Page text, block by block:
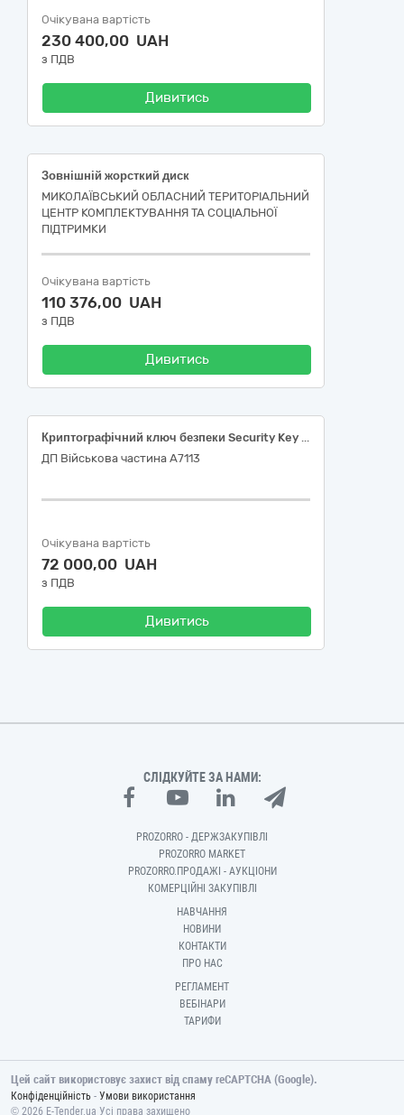
Очікувана вартість
230 400,00 UAH
з ПДВ
Дивитись
Зовнішній жорсткий диск
МИКОЛАЇВСЬКИЙ ОБЛАСНИЙ ТЕРИТОРІАЛЬНИЙ
ЦЕНТР КОМПЛЕКТУВАННЯ ТА СОЦІАЛЬНОЇ
ПІДТРИМКИ
Очікувана вартість
110 376,00 UAH
з ПДВ
Дивитись
Криптографічний ключ безпеки Security Key NFC, USB-A, Yubico (із версією прошивки не нижче 5.7.4)
ДП Військова частина А7113
Очікувана вартість
72 000,00 UAH
з ПДВ
Дивитись
СЛІДКУЙТЕ ЗА НАМИ:
PROZORRO - ДЕРЖЗАКУПІВЛІ
PROZORRO MARKET
PROZORRO.ПРОДАЖІ - АУКЦІОНИ
КОМЕРЦІЙНІ ЗАКУПІВЛІ
НАВЧАННЯ
НОВИНИ
КОНТАКТИ
ПРО НАС
РЕГЛАМЕНТ
ВЕБІНАРИ
ТАРИФИ
Цей сайт використовує захист від спаму reCAPTCHA (Google).
Конфіденційність - Умови використання
© 2026 E-Tender.ua Усі права захищено